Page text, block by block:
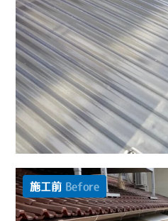
施工前 Before